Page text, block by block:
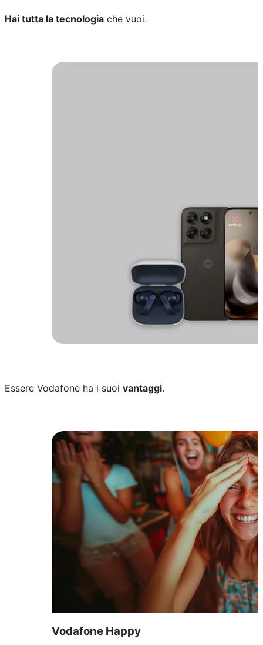
Hai tutta la tecnologia che vuoi.
Scopri tutti i device in offerta come Samsung
con moto buds bass.
Essere Vodafone ha i suoi vantaggi.
Vodafone Happy